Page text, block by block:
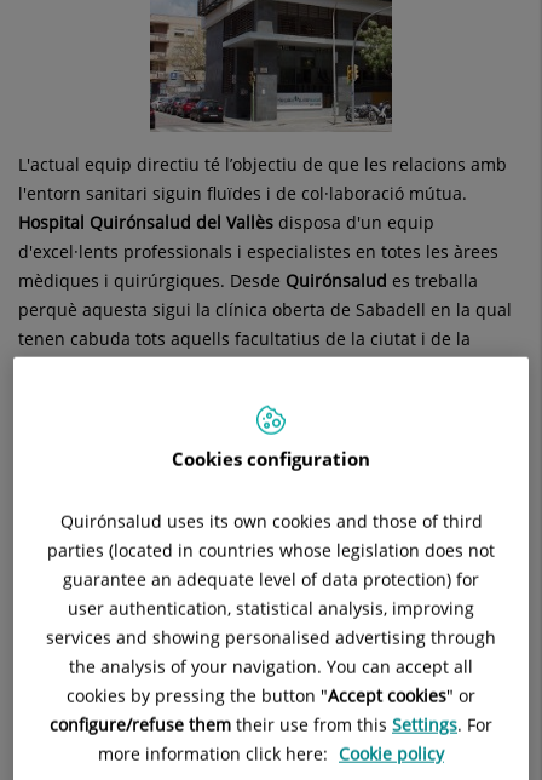
L'actual equip directiu té l’objectiu de que les relacions amb
l'entorn sanitari siguin fluïdes i de col·laboració mútua.
Hospital Quirónsalud del Vallès disposa d'un equip
d'excel·lents professionals i especialistes en totes les àrees
mèdiques i quirúrgiques. Desde Quirónsalud es treballa
perquè aquesta sigui la clínica oberta de Sabadell en la qual
tenen cabuda tots aquells facultatius de la ciutat i de la
tecnologies de la informació i comunicació (TIC) en els
equipaments d'alta tecnologia i el respecte al medi ambient
ja que es tracta d'una instal·lació sostenible i accessible que
ha incorporat "criteris verds" d'estalvi energètic amb
l'objectiu d'optimitzar recursos i protegir el medi ambient.
Missió
La nostra missió és cuidar la salut i el benestar de les
Cookies configuration
Quirónsalud uses its own cookies and those of third
parties (located in countries whose legislation does not
guarantee an adequate level of data protection) for
user authentication, statistical analysis, improving
services and showing personalised advertising through
the analysis of your navigation. You can accept all
cookies by pressing the button "Accept cookies" or
configure/refuse them their use from this Settings. For
more information click here: Cookie policy